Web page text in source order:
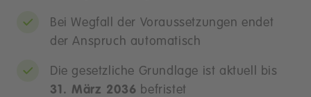
Bei Wegfall der Voraussetzungen endet
der Anspruch automatisch
Die gesetzliche Grundlage ist aktuell bis
31. März 2036 befristet